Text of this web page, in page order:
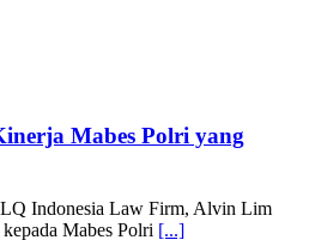
Mabes Polri yang
Indonesia Law Firm, Alvin Lim
Mabes Polri [...]